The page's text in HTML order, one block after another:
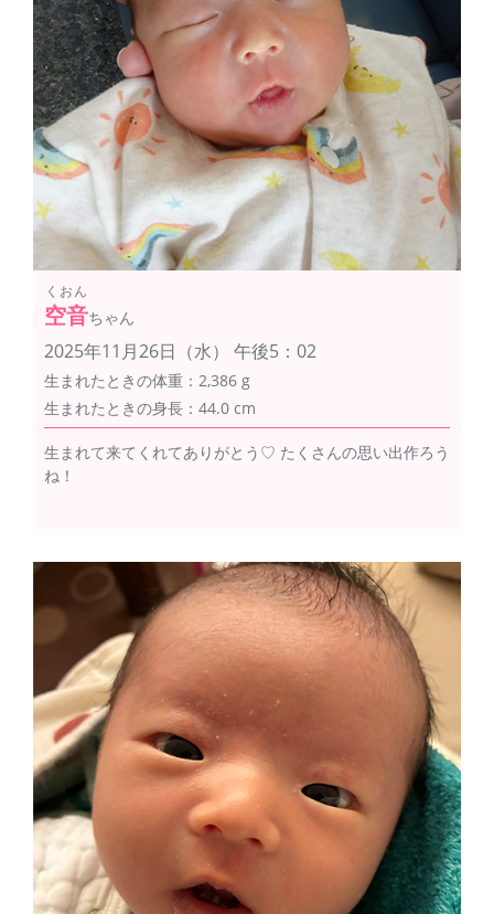
空音
くおん
ちゃん
2025年11月26日（水） 午後5：02
生まれたときの体重：2,386 g
生まれたときの身長：44.0 cm
生まれて来てくれてありがとう♡ たくさんの思い出作ろう
ね！